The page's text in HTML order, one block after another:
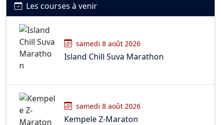
Les courses à venir
samedi 8 août 2026
Island Chill Suva Marathon
samedi 8 août 2026
Kempele Z-Maraton